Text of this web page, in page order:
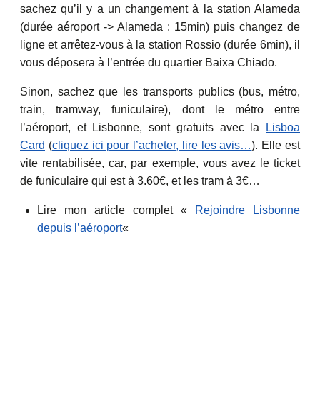
sachez qu’il y a un changement à la station Alameda
(durée aéroport -> Alameda : 15min) puis changez de
ligne et arrêtez-vous à la station Rossio (durée 6min), il
vous déposera à l’entrée du quartier Baixa Chiado.
Sinon, sachez que les transports publics (bus, métro,
train, tramway, funiculaire), dont le métro entre
l’aéroport, et Lisbonne, sont gratuits avec la
Lisboa
Card (cliquez ici pour l’acheter, lire les avis…). Elle est
vite rentabilisée, car, par exemple, vous avez le ticket
de funiculaire qui est à 3.60€, et les tram à 3€…
Lire mon article complet «
Rejoindre Lisbonne
depuis l’aéroport«